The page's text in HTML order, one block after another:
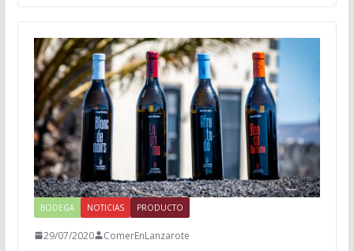
BODEGA NOTICIAS PRODUCTO
29/07/2020 ComerEnLanzarote